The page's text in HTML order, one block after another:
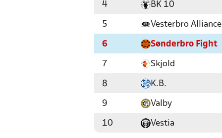
4 BK 10
5 Vesterbro
6 Sønderbro Fight
7 Skjold
8 K.B.
9 Valby
10 Vestia